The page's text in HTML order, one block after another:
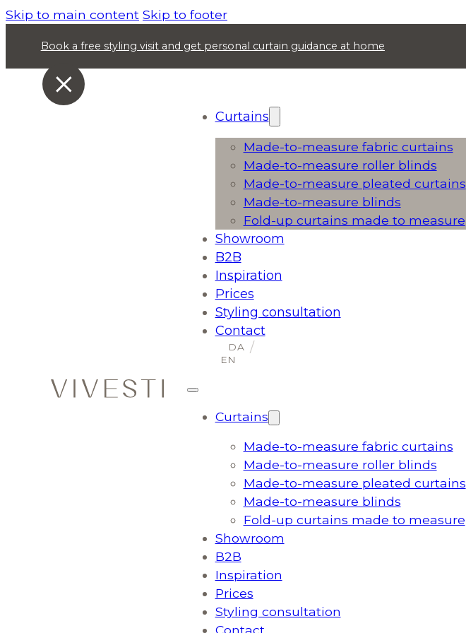
Skip to main content Skip to footer
Book a free styling visit and get personal curtain guidance at home
Curtains
Made-to-measure fabric curtains
Made-to-measure roller blinds
Made-to-measure pleated curtains
Made-to-measure blinds
Fold-up curtains made to measure
Showroom
B2B
Inspiration
Prices
Styling consultation
Contact
Curtains
Made-to-measure fabric curtains
Made-to-measure roller blinds
Made-to-measure pleated curtains
Made-to-measure blinds
Fold-up curtains made to measure
Showroom
B2B
Inspiration
Prices
Styling consultation
Contact